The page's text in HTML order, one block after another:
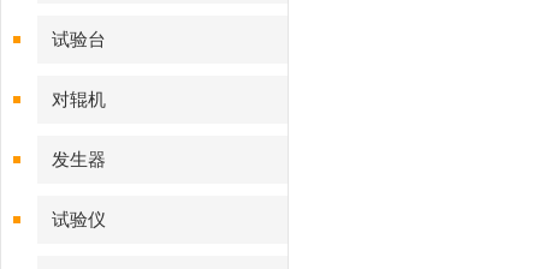
试验台
对辊机
发生器
试验仪